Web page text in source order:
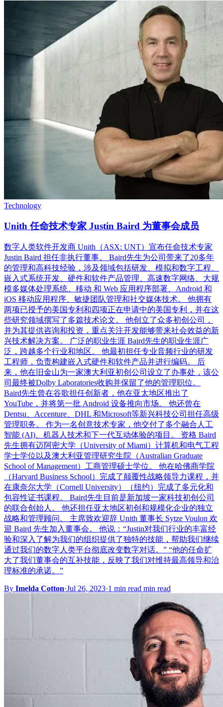
Technology
Unith 任命技术专家 Justin Baird 为董事会成员
数字人类软件开发商 Unith（ASX: UNT）宣布任命技术专家
Justin Baird 担任非执行董事。 Baird先生为公司带来了20多年
的管理和高科技经验，涉及领域包括研发、模拟和数字工程、
嵌入式系统开发、硬件和软件产品管理、高速数字网络、大规
模多媒体处理系统、移动 和 Web 应用程序部署、Android 和
iOS 移动应用程序、敏捷团队管理和社交媒体技术。 他拥有
两项已授予的美国专利和四项正在申请中的美国专利，并在这
些研究领域撰写了多篇技术论文。 他创立了众多初创公司，
并为其提供咨询和投资，重点关注开发能够带来社会效益的新
兴技术解决方案。 广泛的职业生涯 Baird先生的职业生涯广
泛，跨越多个行业和地区。 他最初担任专业音频行业的研发
工程师，负责构建嵌入式硬件和软件产品并进行编码。 后
来，他在旧金山为一家澳大利亚初创公司设立了办事处，该公
司最终被Dolby Laboratories收购并保留了他的管理职位。
Baird先生曾在谷歌担任创新者，他在亚太地区推出了
YouTube，并将第一批 Android 设备推向市场。 他还曾在
Dentsu、Accenture、DHL 和Microsoft等新兴科技公司担任高级
管理职务。 作为一名创意技术专家，他交付了多个融合人工
智能 (AI)、机器人技术和下一代互动体验的项目。 资格 Baird
先生拥有迈阿密大学（University of Miami）计算机和电气工程
学士学位以及澳大利亚管理研究生院（Australian Graduate
School of Management）工商管理硕士学位。 他在哈佛商学院
（Harvard Business School）完成了颠覆性战略领导力课程，并
在康奈尔大学（Cornell University）（纽约）完成了多元化和
包容性证书课程。 Baird先生目前是新加坡一家科技初创公司
的联合创始人。 他还担任亚太地区初创和规模化企业的独立
战略和管理顾问。 主席致欢迎辞 Unith 董事长 Sytze Voulon 欢
迎 Baird 先生加入董事会。 他说：“Justin对我们行业的丰富经
验和深入了解为我们的组织提供了独特的技能，帮助我们继续
通过我们的数字人类平台彻底改变数字对话。” “他的任命扩
大了我们董事会的互补技能，反映了我们对维持最高领导和治
理标准的承诺。”
By Imelda Cotton·Jul 26, 2023·1 min read min read